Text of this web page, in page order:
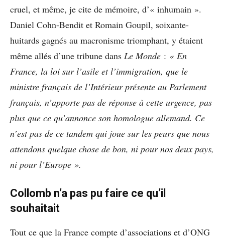
cruel, et même, je cite de mémoire, d’« inhumain ».
Daniel Cohn-Bendit et Romain Goupil, soixante-
huitards gagnés au macronisme triomphant, y étaient
même allés d’une tribune dans Le Monde : « En
France, la loi sur l’asile et l’immigration, que le
ministre français de l’Intérieur présente au Parlement
français, n’apporte pas de réponse à cette urgence, pas
plus que ce qu’annonce son homologue allemand. Ce
n’est pas de ce tandem qui joue sur les peurs que nous
attendons quelque chose de bon, ni pour nos deux pays,
ni pour l’Europe ».
Collomb n’a pas pu faire ce qu’il
souhaitait
Tout ce que la France compte d’associations et d’ONG